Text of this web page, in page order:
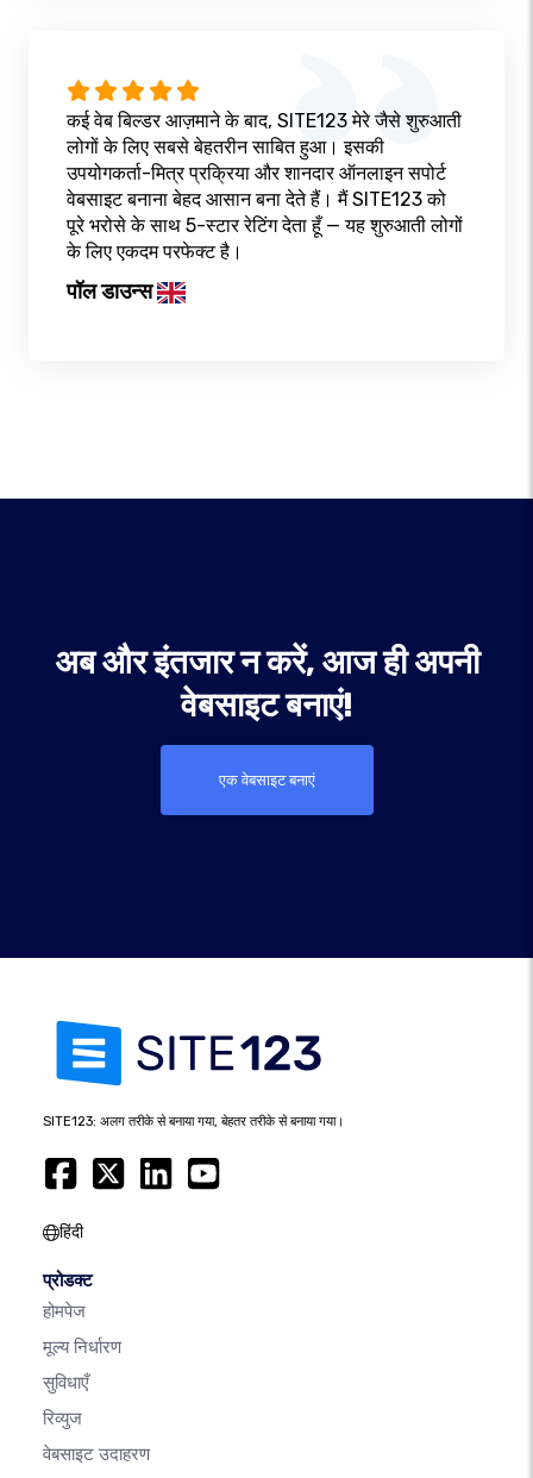
कई वेब बिल्डर आज़माने के बाद, SITE123 मेरे जैसे शुरुआती
लोगों के लिए सबसे बेहतरीन साबित हुआ। इसकी
उपयोगकर्ता-मित्र प्रक्रिया और शानदार ऑनलाइन सपोर्ट
वेबसाइट बनाना बेहद आसान बना देते हैं। मैं SITE123 को
पूरे भरोसे के साथ 5-स्टार रेटिंग देता हूँ — यह शुरुआती लोगों
के लिए एकदम परफेक्ट है।
पॉल डाउन्स
अब और इंतजार न करें, आज ही अपनी
वेबसाइट बनाएं!
एक वेबसाइट बनाएं
SITE123: अलग तरीके से बनाया गया, बेहतर तरीके से बनाया गया।
हिंदी
प्रोडक्ट
होमपेज
मूल्य निर्धारण
सुविधाएँ
रिव्युज
वेबसाइट उदाहरण